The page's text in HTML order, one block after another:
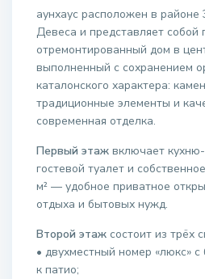
аунхаус расположен в
Девеса и представляет собой
отремонтированный дом в
выполненный с сохранением
каталонского характера:
традиционные элементы и
современная отделка.
Первый этаж включает
гостевой туалет и
м² — удобное приватное
отдыха и бытовых нужд.
Второй этаж состоит из трёх
• двухместный номер «люкс»
к патио;